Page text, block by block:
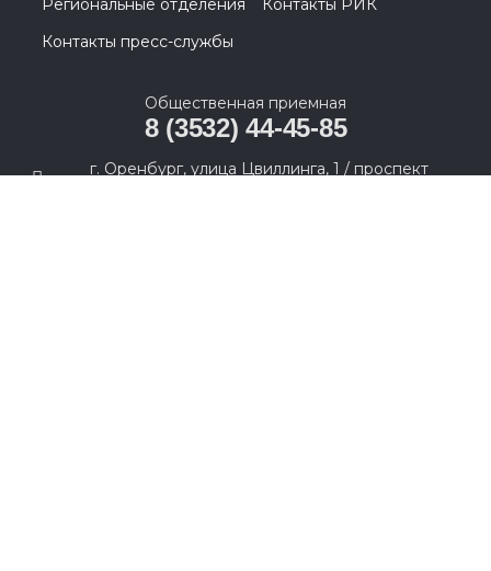
Региональные отделения
Контакты РИК
Контакты пресс-службы
Общественная приемная
8 (3532) 44-45-85
г. Оренбург, улица Цвиллинга, 1 / проспект